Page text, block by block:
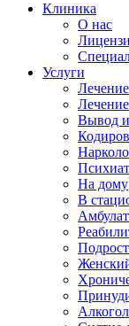
Клиника
О нас
Услуги
Вывод
На дому
В